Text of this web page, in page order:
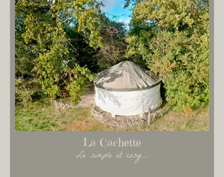
La Cachette
La simple et cosy...